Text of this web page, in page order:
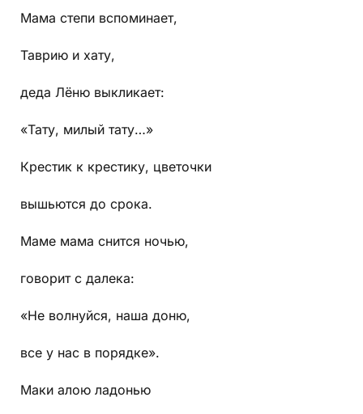
Мама степи вспоминает,
Таврию и хату,
деда Лёню выкликает:
«Тату, милый тату…»
Крестик к крестику, цветочки
вышьются до срока.
Маме мама снится ночью,
говорит с далека:
«Не волнуйся, наша доню,
все у нас в порядке».
Маки алою ладонью